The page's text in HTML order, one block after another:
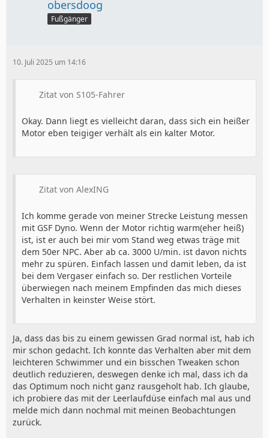
obersdoog
Fußgänger
10. Juli 2025 um 14:16
Zitat von S105-Fahrer
Okay. Dann liegt es vielleicht daran, dass sich ein heißer
Motor eben teigiger verhält als ein kalter Motor.
Zitat von AlexING
Ich komme gerade von meiner Strecke Leistung messen
mit GSF Dyno. Wenn der Motor richtig warm(eher heiß)
ist, ist er auch bei mir vom Stand weg etwas träge mit
dem 50er NPC. Aber ab ca. 3000 U/min. ist davon nichts
mehr zu spüren. Einfach lassen und damit leben, da ist
bei dem Vergaser einfach so. Der restlichen Vorteile
überwiegen nach meinem Empfinden das mich dieses
Verhalten in keinster Weise stört.
Ja, dass das bis zu einem gewissen Grad normal ist, hab ich
mir schon gedacht. Ich konnte das Verhalten aber mit dem
leichteren Schwimmer und ein bisschen Tweaken schon
deutlich reduzieren, deswegen denke ich mal, dass ich da
das Optimum noch nicht ganz rausgeholt hab. Ich glaube,
ich probiere das mit der Leerlaufdüse einfach mal aus und
melde mich dann nochmal mit meinen Beobachtungen
zurück.